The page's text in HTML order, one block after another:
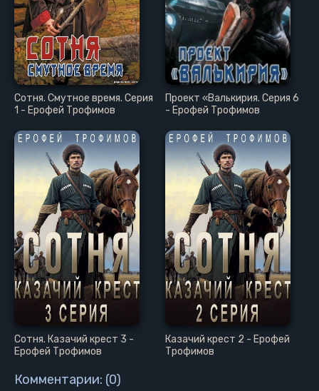
Сотня. Смутное время. Серия
1 - Ерофей Трофимов
Проект «Валькирия. Серия 6
- Ерофей Трофимов
Сотня. Казачий крест 3 -
Ерофей Трофимов
Казачий крест 2 - Ерофей
Трофимов
Комментарии: (0)